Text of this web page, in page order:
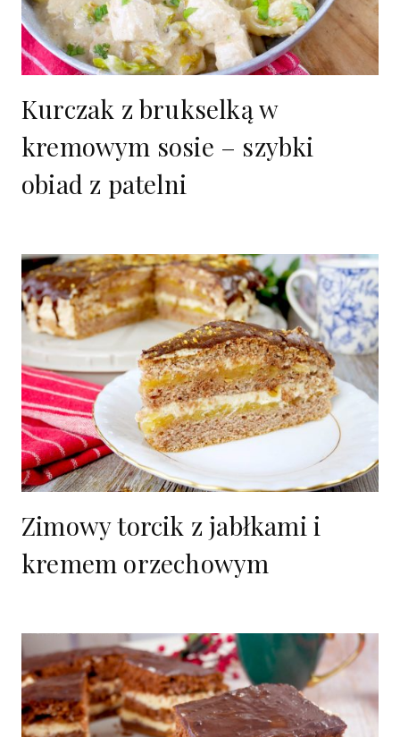
Kurczak z brukselką w
kremowym sosie – szybki
obiad z patelni
Zimowy torcik z jabłkami i
kremem orzechowym